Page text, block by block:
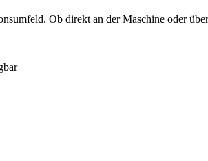
Ob direkt an der Maschine oder